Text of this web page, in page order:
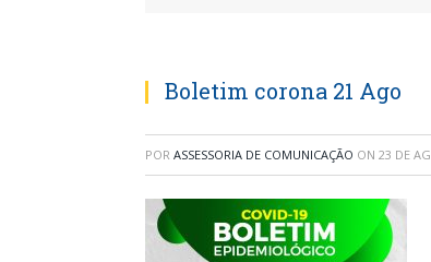
Boletim corona 21 Ago
POR ASSESSORIA DE COMUNICAÇÃO ON 23 DE